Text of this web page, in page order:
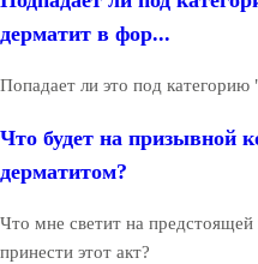
дерматит в фор...
Попадает ли это под категорию
Что будет на призывной
дерматитом?
Что мне светит на
принести этот акт?